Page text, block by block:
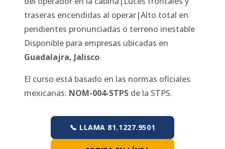
traseras encendidas al operar|Alto total en
pendientes pronunciadas o terreno inestable
Disponible para empresas ubicadas en
Guadalajra, Jalisco.
El curso está basado en las normas oficiales
mexicanas: NOM-004-STPS de la STPS.
📞 LLAMA 81.1227.9501